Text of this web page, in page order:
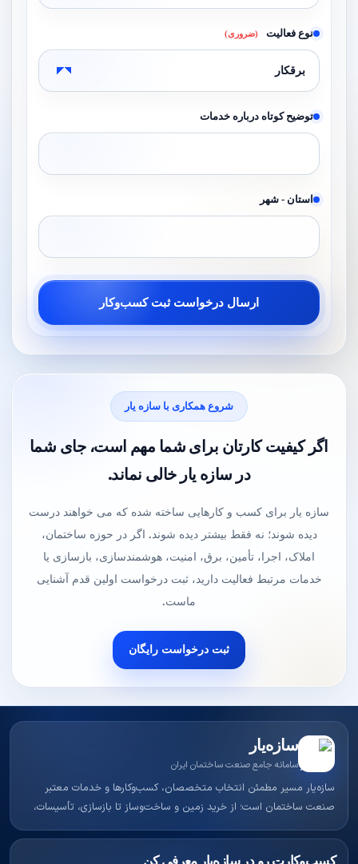
نوع فعالیت (ضروری)
توضیح کوتاه درباره خدمات
استان - شهر
شروع همکاری با سازه یار
اگر کیفیت کارتان برای شما مهم است، جای شما
در سازه یار خالی نماند.
سازه یار برای کسب و کارهایی ساخته شده که می خواهند درست
دیده شوند؛ نه فقط بیشتر دیده شوند. اگر در حوزه ساختمان،
املاک، اجرا، تأمین، برق، امنیت، هوشمندسازی، بازسازی یا
خدمات مرتبط فعالیت دارید، ثبت درخواست اولین قدم آشنایی
ماست.
ثبت درخواست رایگان
سازه‌یار
سامانه جامع صنعت ساختمان ایران
سازه‌یار مسیر مطمئن انتخاب متخصصان، کسب‌وکارها و خدمات معتبر
صنعت ساختمان است؛ از خرید زمین و ساخت‌وساز تا بازسازی، تأسیسات،
امنیت، هوشمندسازی و معرفی پروژه‌های واقعی.